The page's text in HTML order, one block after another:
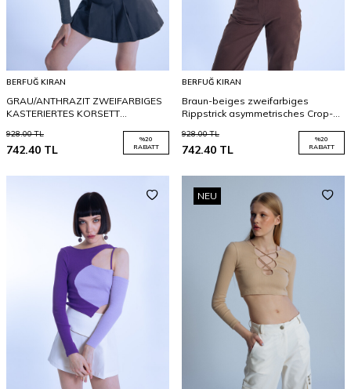
BERFUĞ KIRAN
GRAU/ANTHRAZIT ZWEIFARBIGES
KASTERIERTES KORSETT
928.00TL
742.40 TL
%20
RABATT
BERFUĞ KIRAN
Braun-beiges zweifarbiges
Rippstrick asymmetrisches Crop-
928.00TL
742.40 TL
%20
RABATT
NEU